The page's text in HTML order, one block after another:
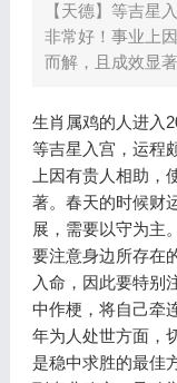
【天德】等吉星
非常好！事业上
而解，且成效显
生肖属鸡的人进入
等吉星入宫，运程
上因有贵人相助，
著。春天的时候财
展，需要以守为主
要注意身边所存在
入命，因此要特别
中作梗，将自己牵
年为人处世方面，
是稳中求胜的最佳